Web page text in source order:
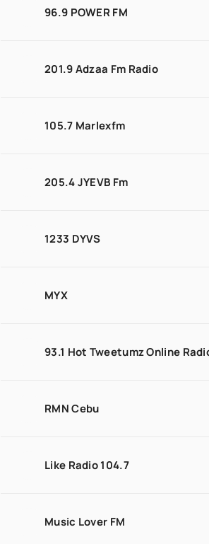
96.9 POWER FM
201.9 Adzaa Fm Radio
105.7 Marlexfm
205.4 JYEVB Fm
1233 DYVS
MYX
93.1 Hot Tweetumz Online
RMN Cebu
Like Radio 104.7
Music Lover FM